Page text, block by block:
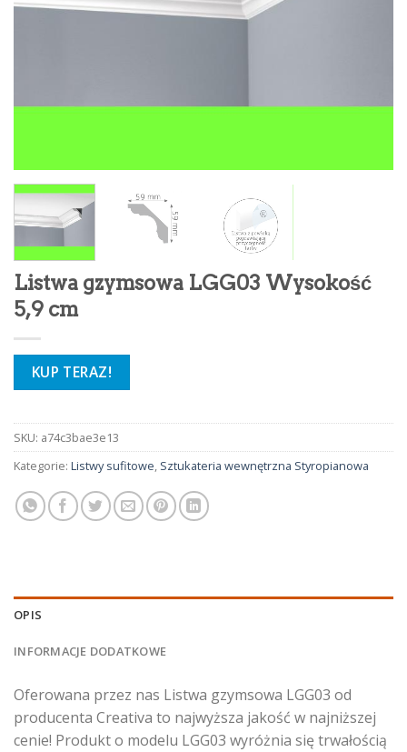
Listwa gzymsowa LGG03 Wysokość
5,9 cm
KUP TERAZ!
SKU: a74c3bae3e13
Kategorie: Listwy sufitowe, Sztukateria wewnętrzna Styropianowa
OPIS
INFORMACJE DODATKOWE
Oferowana przez nas Listwa gzymsowa LGG03 od
producenta Creativa to najwyższa jakość w najniższej
cenie! Produkt o modelu LGG03 wyróżnia się trwałością